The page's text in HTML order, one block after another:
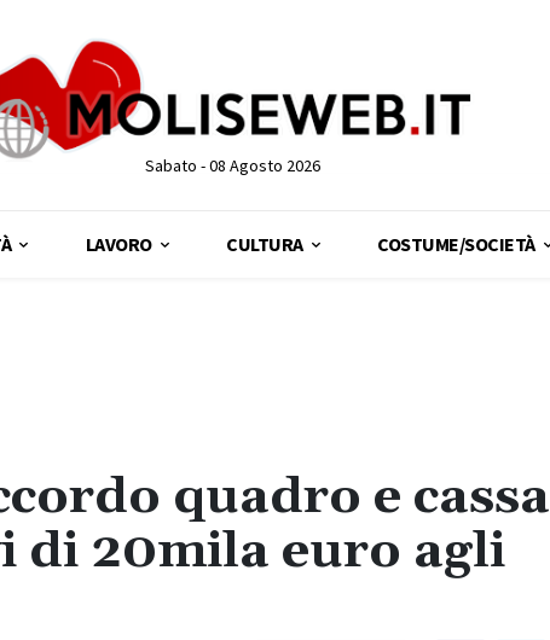
Sabato - 08 Agosto 2026
LAVORO CULTURA COSTUME/SOCIETÀ
quadro e cassa
di 20mila euro agli